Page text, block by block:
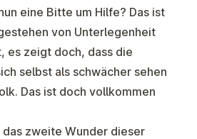
eine Bitte um Hilfe? Das ist
von Unterlegenheit
es zeigt doch, dass die
selbst als schwächer sehen
Das ist doch vollkommen
zweite Wunder dieser